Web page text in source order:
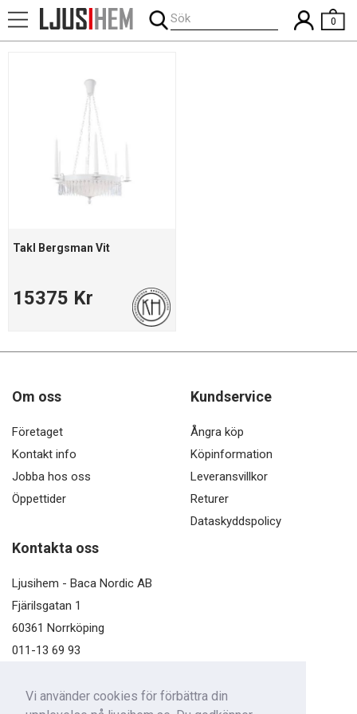
Vi använder cookies för förbättra din
Sök 0
Takl Bergsman Vit
15375 Kr
Om oss
Företaget
Kontakt info
Jobba hos oss
Öppettider
Kundservice
Ångra köp
Köpinformation
Leveransvillkor
Returer
Dataskyddspolicy
Kontakta oss
Ljusihem - Baca Nordic AB
Fjärilsgatan 1
60361 Norrköping
011-13 69 93